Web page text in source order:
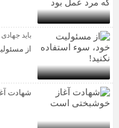
باید
از
شهادت